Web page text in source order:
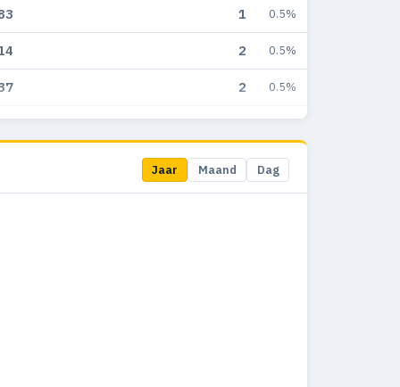
1 0.5%
2 0.5%
2 0.5%
0
0 0%
0 0%
Jaar Maand Dag